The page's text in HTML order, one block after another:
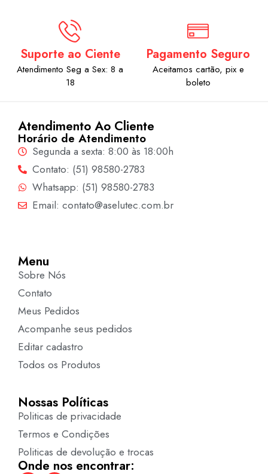
Suporte ao Ciente
Atendimento Seg a Sex: 8 a
18
Pagamento Seguro
Aceitamos cartão, pix e
boleto
Atendimento Ao Cliente
Horário de Atendimento
Segunda a sexta: 8:00 às 18:00h
Contato: (51) 98580-2783
Whatsapp: (51) 98580-2783
Email: contato@aselutec.com.br
Menu
Sobre Nós
Contato
Meus Pedidos
Acompanhe seus pedidos
Editar cadastro
Todos os Produtos
Nossas Políticas
Politicas de privacidade
Termos e Condições
Politicas de devolução e trocas
Onde nos encontrar: